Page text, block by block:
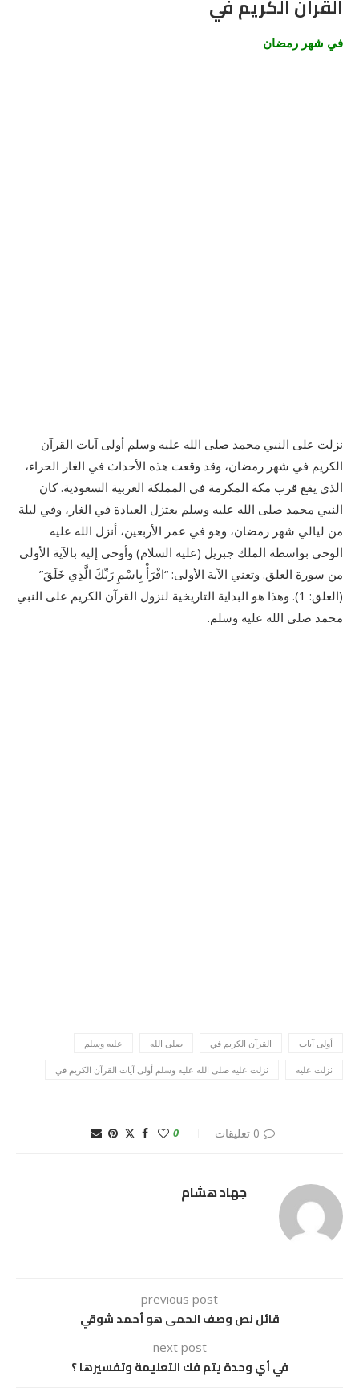
القرآن الكريم في
في شهر رمضان
نزلت على النبي محمد صلى الله عليه وسلم أولى آيات القرآن
الكريم في شهر رمضان، وقد وقعت هذه الأحداث في الغار الحراء،
الذي يقع قرب مكة المكرمة في المملكة العربية السعودية. كان
النبي محمد صلى الله عليه وسلم يعتزل العبادة في الغار، وفي ليلة
من ليالي شهر رمضان، وهو في عمر الأربعين، أنزل الله عليه
الوحي بواسطة الملك جبريل (عليه السلام) وأوحى إليه بالآية الأولى
من سورة العلق. وتعني الآية الأولى: “اقْرَأْ بِاسْمِ رَبِّكَ الَّذِي خَلَقَ”
(العلق: 1). وهذا هو البداية التاريخية لنزول القرآن الكريم على النبي
محمد صلى الله عليه وسلم.
أولى آيات القرآن الكريم في صلى الله عليه وسلم
نزلت عليه نزلت عليه صلى الله عليه وسلم أولى آيات القرآن الكريم في
0 تعليقات 0
جهاد هشام
previous post
قائل نص وصف الحمى هو أحمد شوقي
next post
في أي وحدة يتم فك التعليمة وتفسيرها ؟